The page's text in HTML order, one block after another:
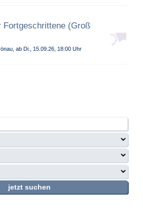
Fortgeschrittene (Groß
ab Di., 15.09.26, 18:00 Uhr